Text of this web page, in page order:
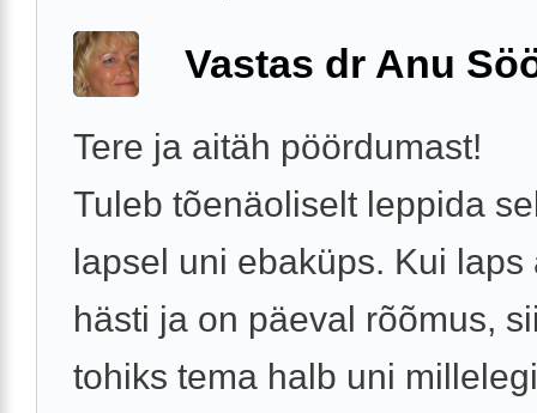
Vastas dr Anu
Tere ja aitäh pöördumast!
Tuleb tõenäoliselt leppida
lapsel uni ebaküps. Kui laps
hästi ja on päeval rõõmus,
tohiks tema halb uni